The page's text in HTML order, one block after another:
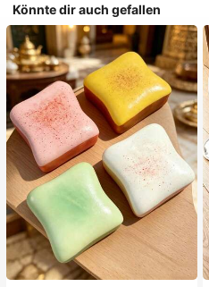
Könnte dir auch gefallen